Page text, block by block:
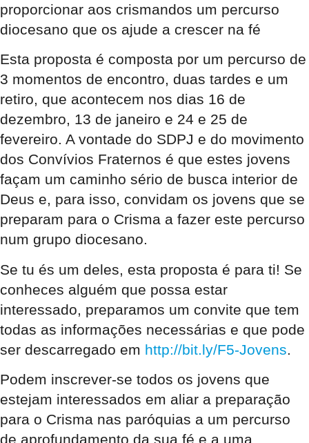
proporcionar aos crismandos um percurso
diocesano que os ajude a crescer na fé
Esta proposta é composta por um percurso de
3 momentos de encontro, duas tardes e um
retiro, que acontecem nos dias 16 de
dezembro, 13 de janeiro e 24 e 25 de
fevereiro. A vontade do SDPJ e do movimento
dos Convívios Fraternos é que estes jovens
façam um caminho sério de busca interior de
Deus e, para isso, convidam os jovens que se
preparam para o Crisma a fazer este percurso
num grupo diocesano.
Se tu és um deles, esta proposta é para ti! Se
conheces alguém que possa estar
interessado, preparamos um convite que tem
todas as informações necessárias e que pode
ser descarregado em http://bit.ly/F5-Jovens.
Podem inscrever-se todos os jovens que
estejam interessados em aliar a preparação
para o Crisma nas paróquias a um percurso
de aprofundamento da sua fé e a uma